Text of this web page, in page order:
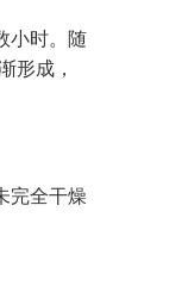
小时。随
形成，
完全干燥